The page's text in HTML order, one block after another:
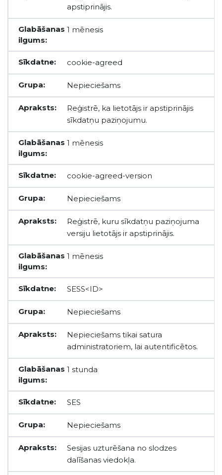
apstiprinājis.
1 mēnesis
cookie-agreed
Nepieciešams
Reģistrē, ka lietotājs ir apstiprinājis
sīkdatņu paziņojumu.
1 mēnesis
cookie-agreed-version
Nepieciešams
Reģistrē, kuru sīkdatņu paziņojuma
versiju lietotājs ir apstiprinājis.
1 mēnesis
SESS<ID>
Nepieciešams
Nepieciešams tikai satura
administratoriem, lai autentificētos.
1 stunda
SES
Nepieciešams
Sesijas uzturēšana no slodzes
dalīšanas viedokļa.